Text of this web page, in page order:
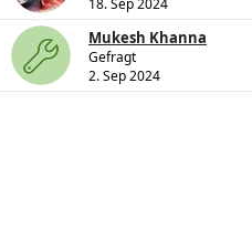
18. Sep 2024
Mukesh Khanna
Gefragt
2. Sep 2024